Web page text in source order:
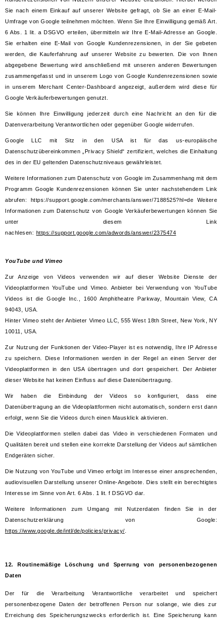
Sie nach einem Einkauf auf unserer Website gefragt, ob Sie an einer E-Mail-
Umfrage von Google teilnehmen möchten. Wenn Sie Ihre Einwilligung gemäß Art.
6 Abs. 1 lit. a DSGVO erteilen, übermitteln wir Ihre E-Mail-Adresse an Google.
Sie erhalten eine E-Mail von Google Kundenrezensionen, in der Sie gebeten
werden, die Kauferfahrung auf unserer Website zu bewerten. Die von Ihnen
abgegebene Bewertung wird anschließend mit unseren anderen Bewertungen
zusammengefasst und in unserem Logo von Google Kundenrezensionen sowie
in unserem Merchant Center-Dashboard angezeigt, außerdem wird diese für
Google Verkäuferbewertungen genutzt.
Sie können Ihre Einwilligung jederzeit durch eine Nachricht an den für die
Datenverarbeitung Verantwortlichen oder gegenüber Google widerrufen.
Google LLC mit Sitz in den USA ist für das us-europäische
Datenschutzübereinkommen „Privacy Shield“ zertifiziert, welches die Einhaltung
des in der EU geltenden Datenschutzniveaus gewährleistet.
Weitere Informationen zum Datenschutz von Google im Zusammenhang mit dem
Programm Google Kundenrezensionen können Sie unter nachstehendem Link
abrufen: https://support.google.com/merchants/answer/7188525?hl=de Weitere
Informationen zum Datenschutz von Google Verkäuferbewertungen können Sie
unter diesem Link
nachlesen: https://support.google.com/adwords/answer/2375474
YouTube und Vimeo
Zur Anzeige von Videos verwenden wir auf dieser Website Dienste der
Videoplattformen YouTube und Vimeo. Anbieter bei Verwendung von YouTube
Videos ist die Google Inc., 1600 Amphitheatre Parkway, Mountain View, CA
94043, USA.
Hinter Vimeo steht der Anbieter Vimeo LLC, 555 West 18th Street, New York, NY
10011, USA.
Zur Nutzung der Funktionen der Video-Player ist es notwendig, Ihre IP Adresse
zu speichern. Diese Informationen werden in der Regel an einen Server der
Videoplattformen in den USA übertragen und dort gespeichert. Der Anbieter
dieser Website hat keinen Einfluss auf diese Datenübertragung.
Wir haben die Einbindung der Videos so konfiguriert, dass eine
Datenübertragung an die Videoplattformen nicht automatisch, sondern erst dann
erfolgt, wenn Sie die Videos durch einen Mausklick aktivieren.
Die Videoplattformen stellen dabei das Video in verschiedenen Formaten und
Qualitäten bereit und stellen eine korrekte Darstellung der Videos auf sämtlichen
Endgeräten sicher.
Die Nutzung von YouTube und Vimeo erfolgt im Interesse einer ansprechenden,
audiovisuellen Darstellung unserer Online-Angebote. Dies stellt ein berechtigtes
Interesse im Sinne von Art. 6 Abs. 1 lit. f DSGVO dar.
Weitere Informationen zum Umgang mit Nutzerdaten finden Sie in der
Datenschutzerklärung von Google:
https://www.google.de/intl/de/policies/privacy/
12. Routinemäßige Löschung und Sperrung von personenbezogenen
Daten
Der für die Verarbeitung Verantwortliche verarbeitet und speichert
personenbezogene Daten der betroffenen Person nur solange, wie dies zur
Erreichung des Speicherungszwecks erforderlich ist. Eine Speicherung kann